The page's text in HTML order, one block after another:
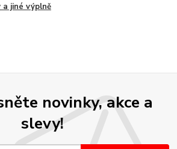
a jiné výplně
novinky, akce a
slevy!